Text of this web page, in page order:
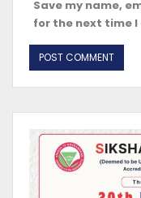
Save my name,
for the next time